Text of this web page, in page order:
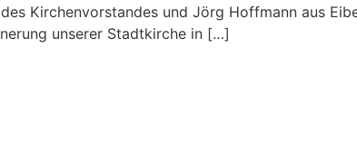
Kirchenvorstandes und Jörg Hoffmann aus
unserer Stadtkirche in […]